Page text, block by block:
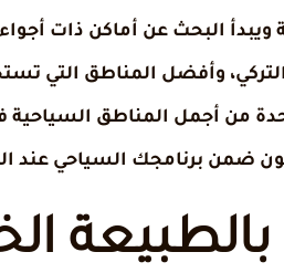
البحث عن أماكن ذات
وأفضل المناطق التي
من أجمل المناطق السياحية
ضمن برنامجك السياحي عند